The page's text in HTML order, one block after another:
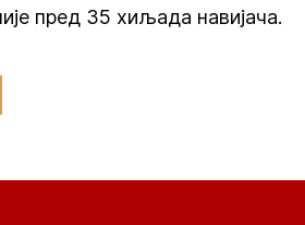
пред 35 хиљада навијача.